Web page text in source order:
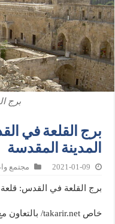
برج
برج القلعة في
المدينة المقدسة
2021-01-09 مجتمع
برج القلعة في القدس:
خاص takarir.net/ بالتعاون مع ورشة السهروي الفلسفية/ الكويت